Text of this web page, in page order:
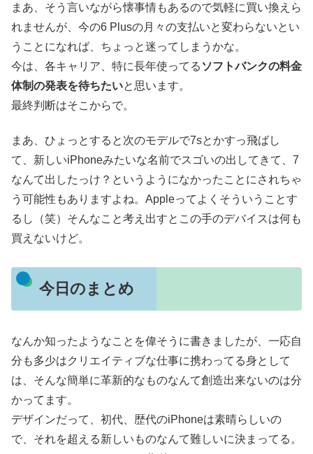
まあ、そう言いながら懐事情もあるので気軽に買い換えら
れませんが、今の6 Plusの月々の支払いと変わらないとい
うことになれば、ちょっと迷ってしまうかな。
今は、各キャリア、特に長年使ってる ソフトバンクの料金
体制の発表を待ちたいと思います。
最終判断はそこからで。
まあ、ひょっとすると次のモデルで7sとかすっ飛ばし
て、新しいiPhoneみたいな名前でスゴいの出してきて、7
なんて出したっけ？というようになかったことにされちゃ
う可能性もありますよね。Appleってよくそういうことす
るし（笑）そんなこと考え出すとこの手のデバイスは何も
買えないけど。
今日のまとめ
なんか知ったようなことを偉そうに書きましたが、一応自
分も多少はクリエイティブな仕事に携わってる身として
は、そんな簡単に革新的なものなんて創造出来ないのは分
かってます。
デザインだって、初代、歴代のiPhoneは素晴らしいの
で、それを超える新しいものなんて難しいに決まってる。